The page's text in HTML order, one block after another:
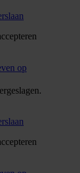
op